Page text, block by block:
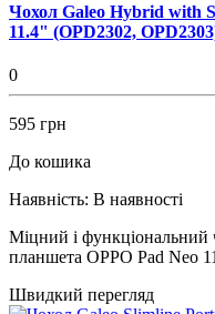
Чохол Galeo Hybrid with
11.4" (OPD2302,
0
595 грн
До кошика
Наявність: В наявності
Міцний і функціональний
планшета OPPO Pad Neo
Швидкий перегляд